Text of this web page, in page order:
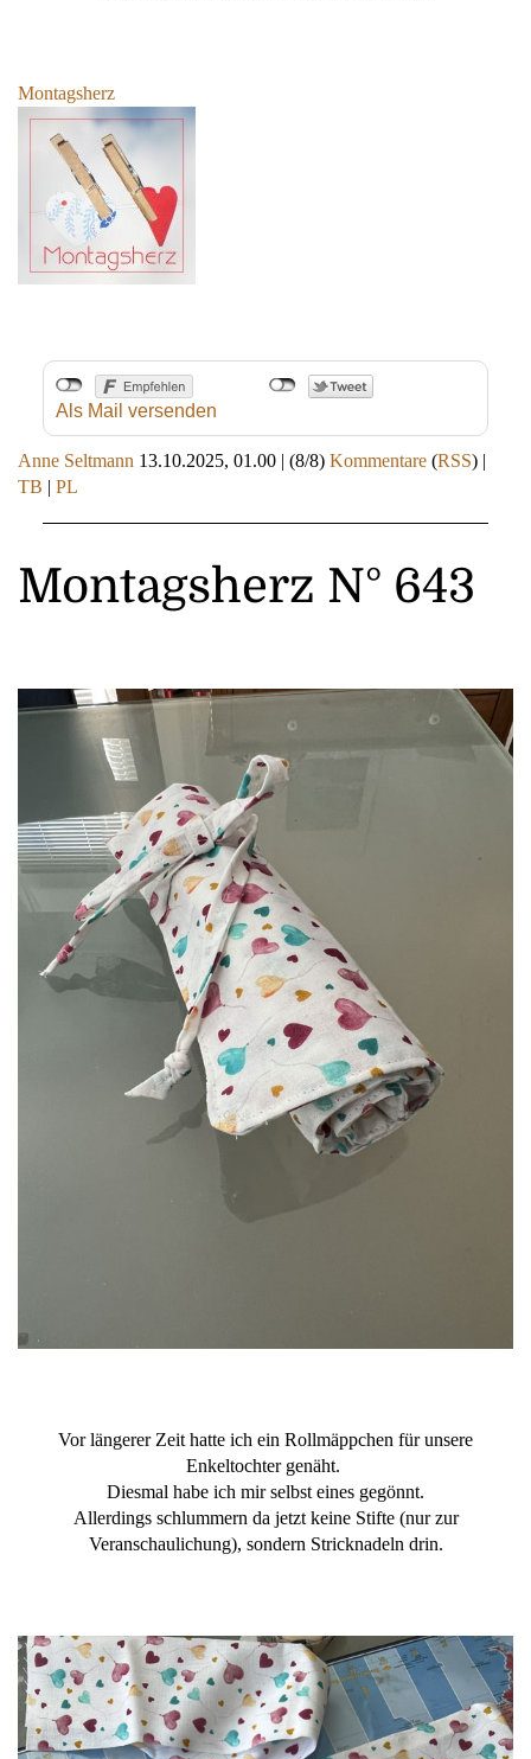
Montagsherz
Als Mail versenden
Anne Seltmann 13.10.2025, 01.00 | (8/8) Kommentare (RSS) |
TB | PL
Montagsherz N° 643
Vor längerer Zeit hatte ich ein Rollmäppchen für unsere
Enkeltochter genäht.
Diesmal habe ich mir selbst eines gegönnt.
Allerdings schlummern da jetzt keine Stifte (nur zur
Veranschaulichung), sondern Stricknadeln drin.